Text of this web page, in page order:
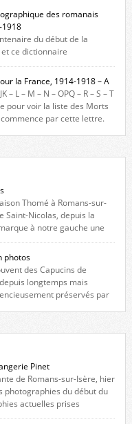
des romanais
du début de la
ce dictionnaire
Morts pour la
historique est
commémoratives de
lycée Triboulet, […]
la France, 1914-1918 – A
– L – M – N – OPQ – R – S – T
pour voir la liste des Morts
par cette lettre.
Thomé à Romans-sur-
Saint-Nicolas, depuis la
à notre gauche une
façades sont ornées de
étages, on peut voir une
photos
des Capucins de
longtemps mais
préservés par
couvent des Capucins ! Petit
Pinet
de Romans-sur-Isère, hier
photographies du début du
actuelles prises
de la place Jean Jaurès et de